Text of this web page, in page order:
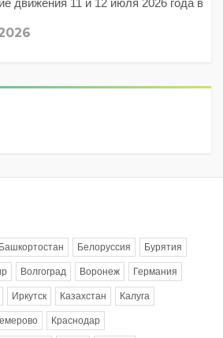
Башкортостан Белоруссия Бурятия
Волгоград Воронеж Германия
Иркутск Казахстан Калуга
Краснодар